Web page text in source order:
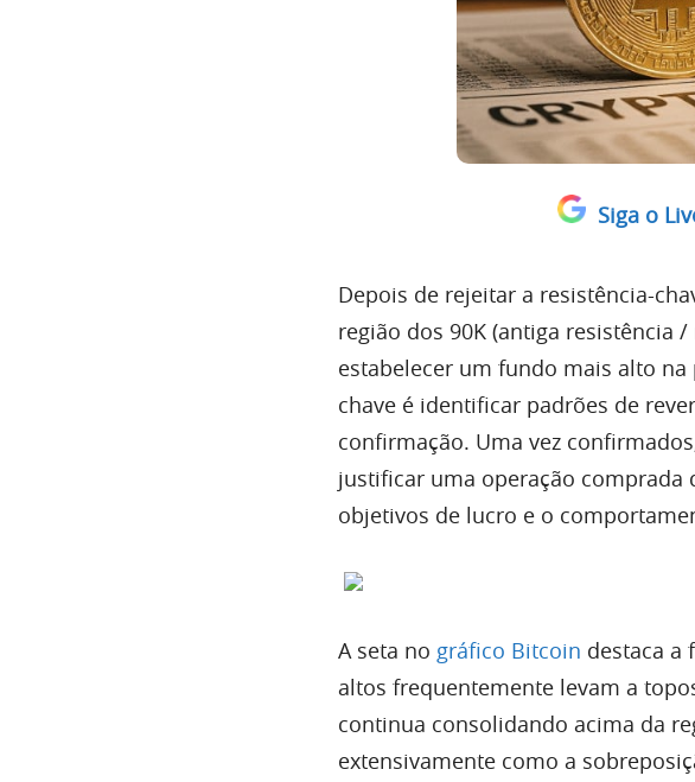
Siga o
Depois de rejeitar a resistência-
região dos 90K (antiga resistência
estabelecer um fundo mais alto
chave é identificar padrões de
confirmação. Uma vez
justificar uma operação comprada
objetivos de lucro e o
A seta no gráfico Bitcoin destaca a
altos frequentemente levam a
continua consolidando acima da
extensivamente como a